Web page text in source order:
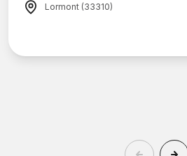
Lormont (33310)